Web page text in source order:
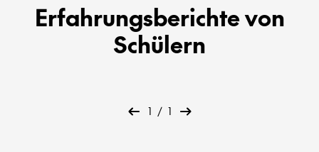
Erfahrungsberichte von
Schülern
1 / 1